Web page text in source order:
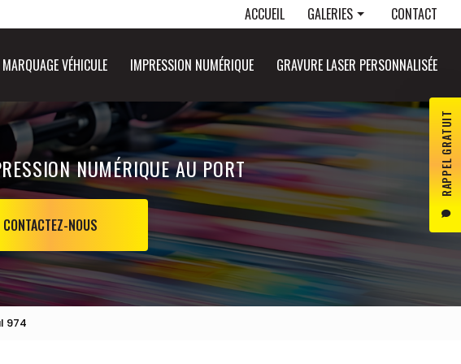
Navigation secondaire
ACCUEIL GALERIES
Objets publicitaires
Marquage véhicule
Impression numérique
Gravure laser personnalisée
CONTACT
RAPPEL GRATUIT
MARQUAGE VÉHICULE IMPRESSION NUMÉRIQUE GRAVURE LASER PERSONNALISÉE
NUMÉRIQUE AU PORT
CONTACTEZ-NOUS
974